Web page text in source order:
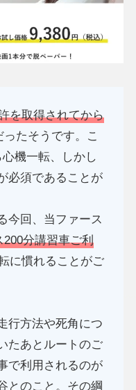
を取得されてから
たそうです。こ
機一転、しかし
必須であることが
今回、当ファース
200分講習車ご利
に慣れることがご
行方法や死角につ
たあとルートのご
で利用されるのが
とのこと。その綱